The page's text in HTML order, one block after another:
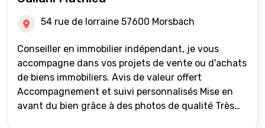
54 rue de lorraine 57600 Morsbach
Conseiller en immobilier indépendant, je vous
accompagne dans vos projets de vente ou d'achats
de biens immobiliers. Avis de valeur offert
Accompagnement et suivi personnalisés Mise en
avant du bien grâce à des photos de qualité Très